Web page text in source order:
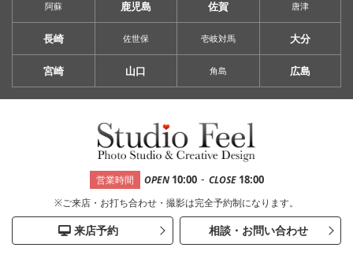
阿蘇 鹿児島 佐賀 唐津
長崎 佐世保 壱岐対馬 大分
宮崎 山口 角島 広島
営業時間 OPEN 10:00 - CLOSE 18:00
※ご来店・お打ち合わせ・撮影は完全予約制になります。
来店予約 相談・お問い合わせ